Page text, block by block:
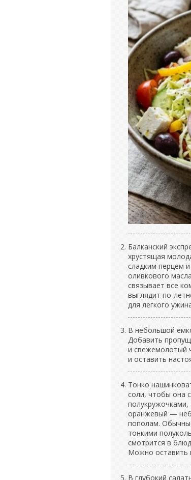
Балканский
хрустящая
сладким перцем
оливкового
связывает все
выглядит по-
для легкого
В небольшой
Добавить
и свежемолотый
и оставить
Тонко
соли, чтобы она
оранжевый —
пополам.
тонкими
смотрится в
Можно оставить
В глубокий